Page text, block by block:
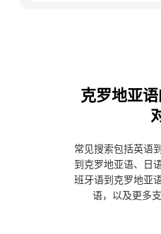
克罗地亚
常见搜索包括英语
到克罗地亚语、日
班牙语到克罗地亚
语，以及更多